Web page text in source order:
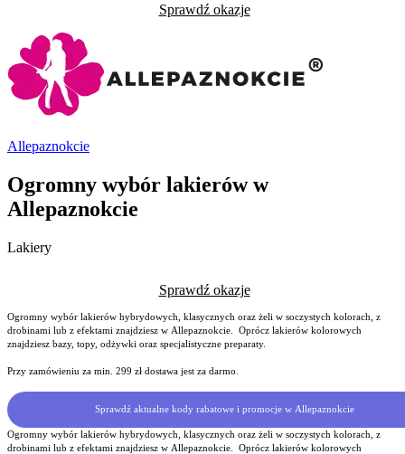
Sprawdź okazje
Allepaznokcie
Ogromny wybór lakierów w
Allepaznokcie
Lakiery
Sprawdź okazje
Ogromny wybór lakierów hybrydowych, klasycznych oraz żeli w soczystych kolorach, z
drobinami lub z efektami znajdziesz w Allepaznokcie. Oprócz lakierów kolorowych
znajdziesz bazy, topy, odżywki oraz specjalistyczne preparaty.
Przy zamówieniu za min. 299 zł dostawa jest za darmo.
Sprawdź aktualne kody rabatowe i promocje w Allepaznokcie
Ogromny wybór lakierów hybrydowych, klasycznych oraz żeli w soczystych kolorach, z
drobinami lub z efektami znajdziesz w Allepaznokcie. Oprócz lakierów kolorowych